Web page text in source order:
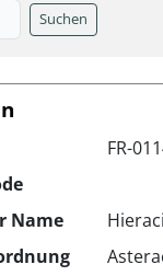
Suchen
FR-
Name